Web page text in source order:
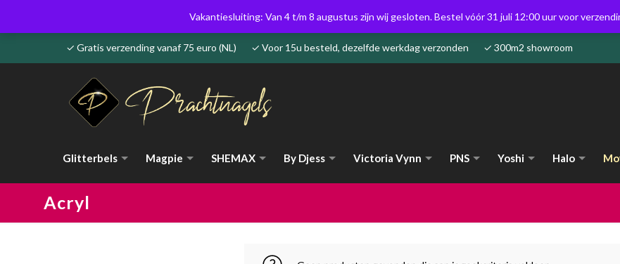
✓ Gratis verzending vanaf 75 euro (NL) ✓ Voor 15u besteld, dezelfde werkdag verzonden ✓ 300m2 showroom
Glitterbels Magpie SHEMAX By Djess Victoria Vynn PNS Yoshi Halo
Acryl
Vakantiesluiting: Van 4 t/m 8 augustus zijn wij gesloten. Bestel vóór 31 juli 12:00 uur voor